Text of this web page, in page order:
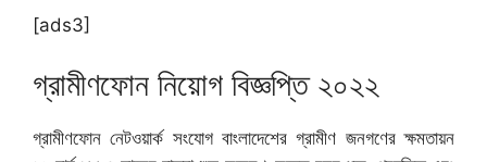
[ads3]
গ্রামীণফোন নিয়োগ বিজ্ঞপ্তি ২০২২
গ্রামীণফোন নেটওয়ার্ক সংযোগ বাংলাদেশের গ্রামীণ জনগণের ক্ষমতায়ন